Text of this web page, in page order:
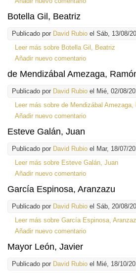
Botella Gil, Beatriz
Publicado por David Rubio el Sáb, 13/08/
Leer más sobre Botella Gil, Beatriz
Añadir nuevo comentario
de Mendizábal Amezaga,
Publicado por David Rubio el Mié, 02/08/
Leer más sobre de Mendizábal Amezaga,
Añadir nuevo comentario
Esteve Galán, Juan
Publicado por David Rubio el Mar, 18/07/
Leer más sobre Esteve Galán, Juan
Añadir nuevo comentario
García Espinosa, Aranzazu
Publicado por David Rubio el Sáb, 20/08/
Leer más sobre García Espinosa,
Añadir nuevo comentario
Mayor León, Javier
Publicado por David Rubio el Mié, 18/10/